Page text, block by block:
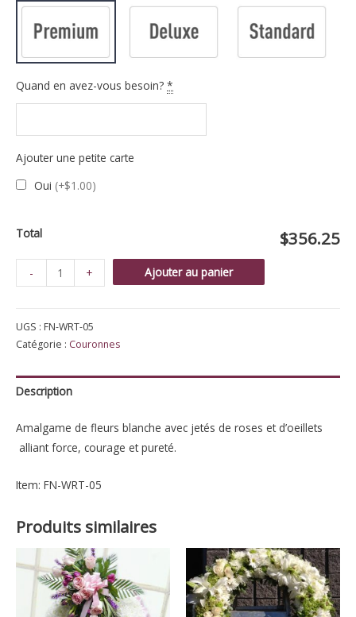
Quand en avez-vous besoin? *
Ajouter une petite carte
Oui (+$1.00)
Total $356.25
-
de
blanche
IV
+ Ajouter au panier
UGS : FN-WRT-05
Catégorie : Couronnes
Description
Amalgame de fleurs blanche avec jetés de roses et d’oeillets
alliant force, courage et pureté.
Item: FN-WRT-05
Produits similaires